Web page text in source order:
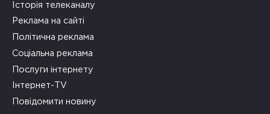
Історія телеканалу
Реклама на сайті
Політична реклама
Соціальна реклама
Послуги інтернету
Інтернет-TV
Повідомити новину